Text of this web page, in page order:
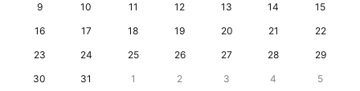
9
10 11 12 13 14
15
16
17 18 19 20 21
22
23
24 25 26 27 28
29
30
31 1 2 3 4 5